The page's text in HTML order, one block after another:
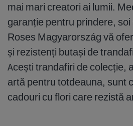
mai mari creatori ai lumii.
garanție pentru prindere,
Roses Magyarország vă
și rezistenți butași de
Acești trandafiri de colecție,
artă pentru totdeauna, sunt
cadouri cu flori care rezistă